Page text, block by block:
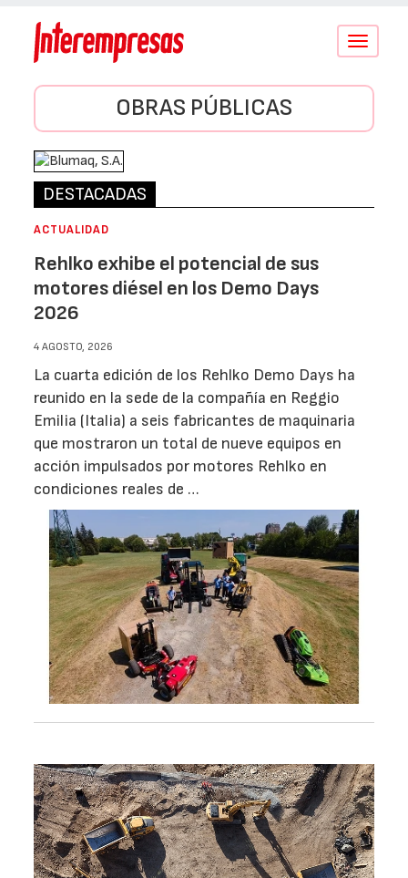
Conmutar
OBRAS PÚBLICAS
DESTACADAS
ACTUALIDAD
Rehlko exhibe el potencial de sus
motores diésel en los Demo Days
2026
4 AGOSTO, 2026
La cuarta edición de los Rehlko Demo Days ha
reunido en la sede de la compañía en Reggio
Emilia (Italia) a seis fabricantes de maquinaria
que mostraron un total de nueve equipos en
acción impulsados por motores Rehlko en
condiciones reales de …